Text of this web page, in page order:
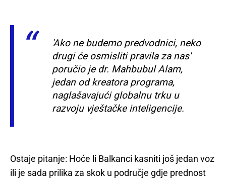
'Ako ne budemo predvodnici, neko
drugi će osmisliti pravila za nas'
poručio je dr. Mahbubul Alam,
jedan od kreatora programa,
naglašavajući globalnu trku u
razvoju vještačke inteligencije.
Ostaje pitanje: Hoće li Balkanci kasniti još jedan voz
ili je sada prilika za skok u područje gdje prednost